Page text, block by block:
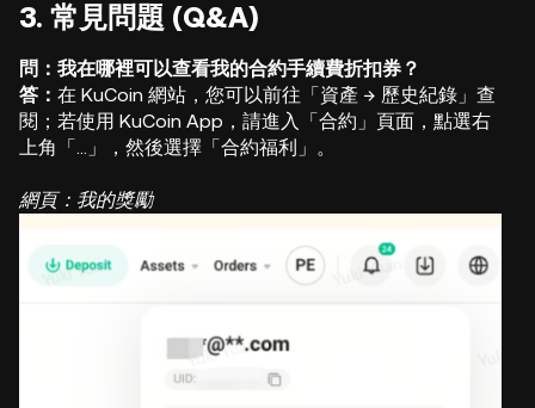
3. 常見問題 (Q&A)
問：我在哪裡可以查看我的合約手續費折扣券？
答： 在 KuCoin 網站，您可以前往「資產 → 歷史紀錄」查
閱；若使用 KuCoin App，請進入「合約」頁面，點選右
上角「…」，然後選擇「合約福利」。
網頁：我的獎勵